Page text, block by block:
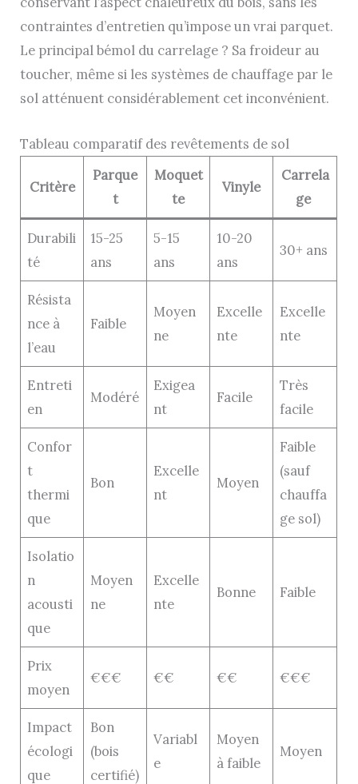
contraintes d’entretien qu’impose un vrai parquet.
Le principal bémol du carrelage ? Sa froideur au
toucher, même si les systèmes de chauffage par le
sol atténuent considérablement cet inconvénient.
Tableau comparatif des revêtements de sol
Critère
Parque
t
Moquet
te
Vinyle
Carrela
ge
Durabili
té
15-25
ans
5-15
ans
10-20
ans
30+ ans
Résista
nce à
l’eau
Faible
Moyen
ne
Excelle
nte
Excelle
nte
Entreti
en
Modéré
Exigea
nt
Facile
Très
facile
Confor
t
thermi
que
Bon
Excelle
nt
Moyen
Faible
(sauf
chauffa
ge sol)
Isolatio
n
acousti
que
Moyen
ne
Excelle
nte
Bonne Faible
Prix
moyen
€€€ €€ €€ €€€
Impact
écologi
que
Bon
(bois
certifié)
Variabl
e
Moyen
à faible
Moyen